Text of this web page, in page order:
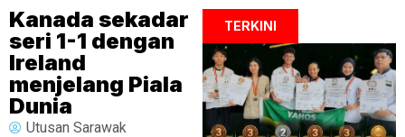
Kanada sekadar
seri 1-1 dengan
Ireland
menjelang Piala
Dunia
Utusan Sarawak
TERKINI